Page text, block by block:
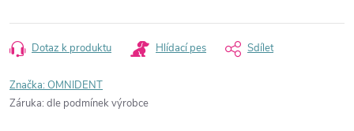
Dotaz k produktu Hlídací pes Sdílet
Značka:OMNIDENT
Záruka: dle podmínek výrobce